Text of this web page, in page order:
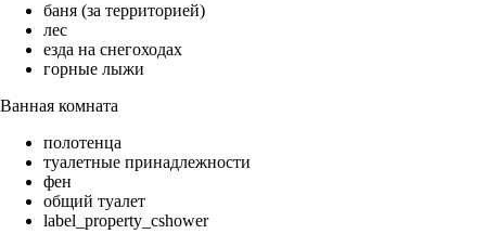
баня (за территорией)
лес
езда на снегоходах
горные лыжи
Ванная комната
полотенца
туалетные принадлежности
фен
общий туалет
label_property_cshower